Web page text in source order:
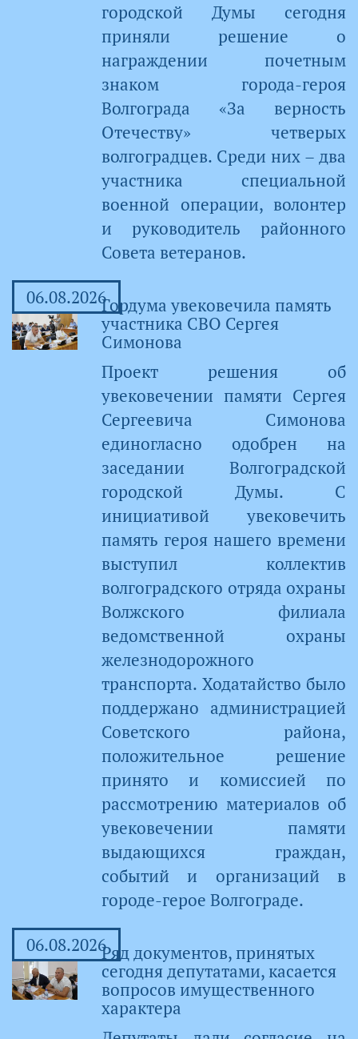
городской Думы сегодня
приняли решение о
награждении почетным
знаком города-героя
Волгограда «За верность
Отечеству» четверых
волгоградцев. Среди них – два
участника специальной
военной операции, волонтер
и руководитель районного
Совета ветеранов.
06.08.2026Гордума увековечила память
участника СВО Сергея
Симонова
Проект решения об
увековечении памяти Сергея
Сергеевича Симонова
единогласно одобрен на
заседании Волгоградской
городской Думы. С
инициативой увековечить
память героя нашего времени
выступил коллектив
волгоградского отряда охраны
Волжского филиала
ведомственной охраны
железнодорожного
транспорта. Ходатайство было
поддержано администрацией
Советского района,
положительное решение
принято и комиссией по
рассмотрению материалов об
увековечении памяти
выдающихся граждан,
событий и организаций в
городе-герое Волгограде.
06.08.2026Ряд документов, принятых
сегодня депутатами, касается
вопросов имущественного
характера